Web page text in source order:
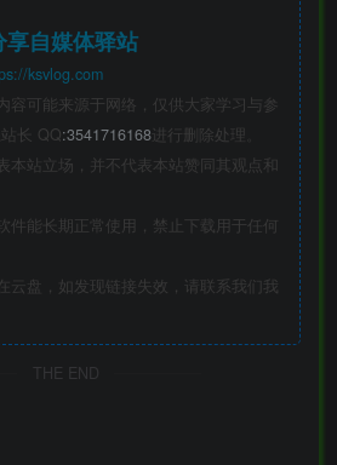
享自媒体驿站
ksvlog.com
容可能来源于网络，仅供大家学习与参
长 QQ:3541716168进行删除处理。
本站立场，并不代表本站赞同其观点和
件能长期正常使用，禁止下载用于任何
云盘，如发现链接失效，请联系我们我
THE END